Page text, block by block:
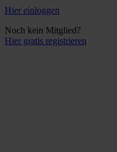
Hier einloggen
Noch kein Mitglied?
Hier gratis registrieren